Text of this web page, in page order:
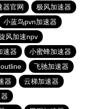
器官网
极风加速器
小蓝鸟pvn加速器
风加速npv
速器
小蜜蜂加速器
outline
飞驰加速器
器
云梯加速器